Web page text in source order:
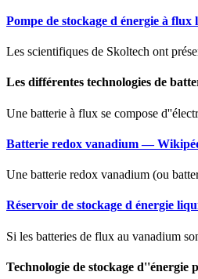
Pompe de stockage d énergie à
Les scientifiques de Skoltech ont
Les différentes technologies de
Une batterie à flux se compose
Batterie redox vanadium —
Une batterie redox vanadium (ou
Réservoir de stockage d énergie
Si les batteries de flux au vanadium
Technologie de stockage